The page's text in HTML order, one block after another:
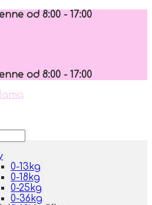
od 8:00 - 17:00
od 8:00 - 17:00
0-13kg
0-18kg
0-25kg
0-36kg